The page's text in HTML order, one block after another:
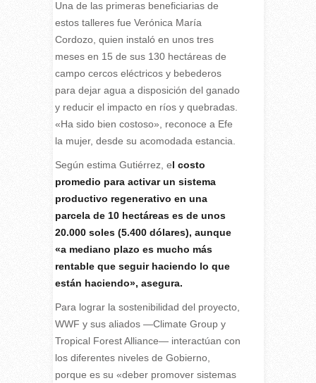
Una de las primeras beneficiarias de
estos talleres fue Verónica María
Cordozo, quien instaló en unos tres
meses en 15 de sus 130 hectáreas de
campo cercos eléctricos y bebederos
para dejar agua a disposición del ganado
y reducir el impacto en ríos y quebradas.
«Ha sido bien costoso», reconoce a Efe
la mujer, desde su acomodada estancia.
Según estima Gutiérrez, el costo
promedio para activar un sistema
productivo regenerativo en una
parcela de 10 hectáreas es de unos
20.000 soles (5.400 dólares), aunque
«a mediano plazo es mucho más
rentable que seguir haciendo lo que
están haciendo», asegura.
Para lograr la sostenibilidad del proyecto,
WWF y sus aliados —Climate Group y
Tropical Forest Alliance— interactúan con
los diferentes niveles de Gobierno,
porque es su «deber promover sistemas